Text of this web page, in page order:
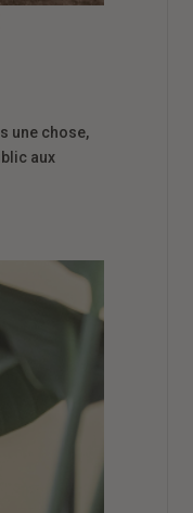
une chose,
aux